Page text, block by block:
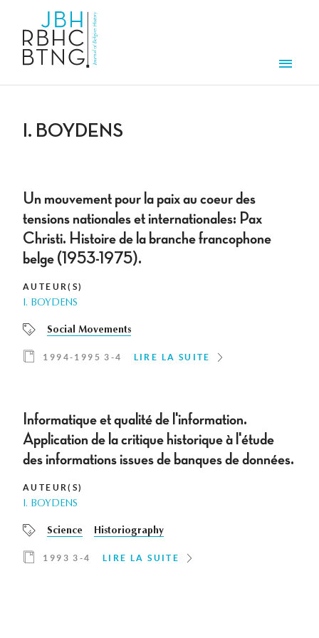
I. BOYDENS
Un mouvement pour la paix au coeur des
tensions nationales et internationales: Pax
Christi. Histoire de la branche francophone
belge (1953-1975).
AUTEUR(S)
I. BOYDENS
Social Movements
1994-1995 3-4 LIRE LA SUITE
Informatique et qualité de l'information.
Application de la critique historique à l'étude
des informations issues de banques de données.
AUTEUR(S)
I. BOYDENS
Science Historiography
1993 3-4 LIRE LA SUITE